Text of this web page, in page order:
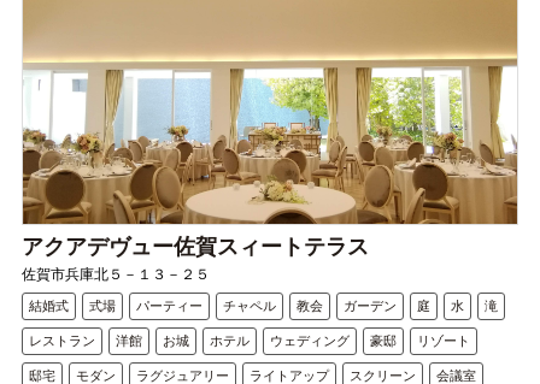
アクアデヴュー佐賀スィートテラス
佐賀市兵庫北５－１３－２５
結婚式 式場 パーティー チャペル 教会 ガーデン 庭 水 滝
レストラン 洋館 お城 ホテル ウェディング 豪邸 リゾート
邸宅 モダン ラグジュアリー ライトアップ スクリーン 会議室